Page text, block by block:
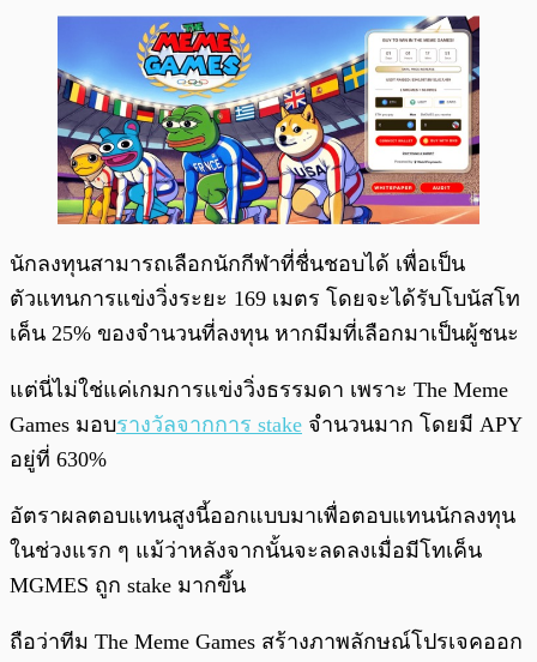
นักลงทุนสามารถเลือกนักกีฬาที่ชื่นชอบได้ เพื่อเป็น
ตัวแทนการแข่งวิ่งระยะ 169 เมตร โดยจะได้รับโบนัสโท
เค็น 25% ของจำนวนที่ลงทุน หากมีมที่เลือกมาเป็นผู้ชนะ
แต่นี่ไม่ใช่แค่เกมการแข่งวิ่งธรรมดา เพราะ The Meme
Games มอบรางวัลจากการ stake จำนวนมาก โดยมี APY
อยู่ที่ 630%
อัตราผลตอบแทนสูงนี้ออกแบบมาเพื่อตอบแทนนักลงทุน
ในช่วงแรก ๆ แม้ว่าหลังจากนั้นจะลดลงเมื่อมีโทเค็น
MGMES ถูก stake มากขึ้น
ถือว่าทีม The Meme Games สร้างภาพลักษณ์โปรเจคออก